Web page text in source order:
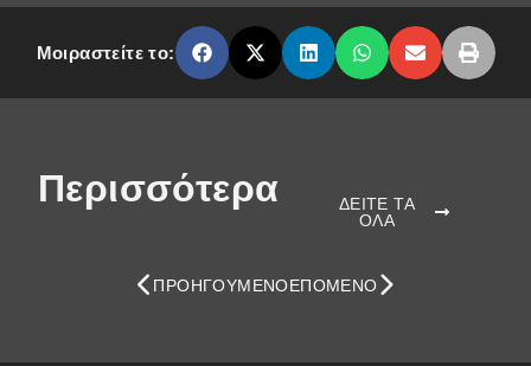
Μοιραστείτε το:
Περισσότερα
ΔΕΙΤΕ ΤΑ
ΟΛΑ
ΠΡΟΗΓΟΎΜΕΝΟΕΠΌΜΕΝΟ